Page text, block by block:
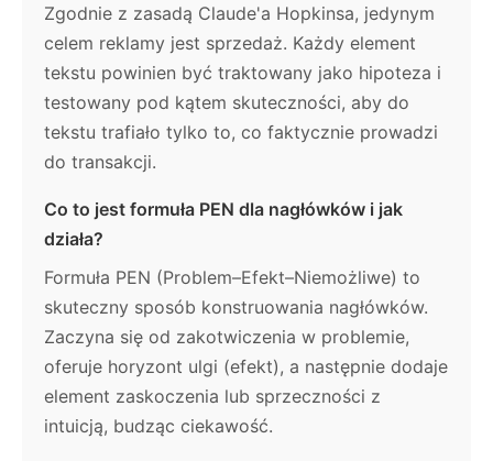
Zgodnie z zasadą Claude'a Hopkinsa, jedynym
celem reklamy jest sprzedaż. Każdy element
tekstu powinien być traktowany jako hipoteza i
testowany pod kątem skuteczności, aby do
tekstu trafiało tylko to, co faktycznie prowadzi
do transakcji.
Co to jest formuła PEN dla nagłówków i jak
działa?
Formuła PEN (Problem–Efekt–Niemożliwe) to
skuteczny sposób konstruowania nagłówków.
Zaczyna się od zakotwiczenia w problemie,
oferuje horyzont ulgi (efekt), a następnie dodaje
element zaskoczenia lub sprzeczności z
intuicją, budząc ciekawość.